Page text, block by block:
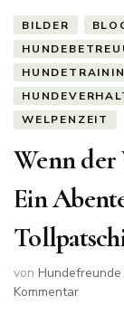
BILDER
WELPENZEIT
Wenn der
Ein
von Hundefreunde
Kommentarzu